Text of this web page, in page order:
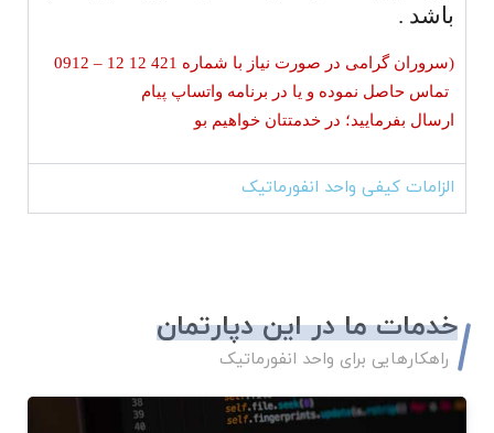
باشد .
(سروران گرامی در صورت نیاز با شماره 421 12 12 –
تماس حاصل نموده و یا در برنامه واتساپ پیام
ارسال بفرمایید؛ در خدمتتان خواهیم بو
الزامات کیفی واحد انفورماتیک
خدمات ما در این دپارتمان
راهکارهایی برای واحد انفورماتیک